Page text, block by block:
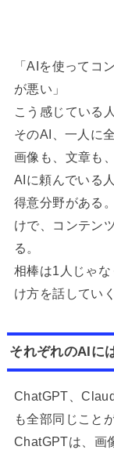
「AIを使ってコ
が悪い」
こう感じている
そのAI、一人に
画像も、文章も
AIに頼んでいる
得意分野がある
けで、コンテン
る。
相棒は1人じゃ
け方を話していく
それぞれのAIに
ChatGPT、
も全部同じこと
ChatGPTは、画